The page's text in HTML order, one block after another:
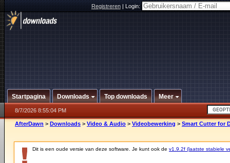
Registreren|Login:
Startpagina Downloads Top downloads Meer
8/7/2026 8:55:04 PM
AfterDawn > Downloads > Video & Audio > Videobewerking > Smart Cutter for
Dit is een oude versie van deze software. Je kunt ook de v1.9.2f (laatste stabiele